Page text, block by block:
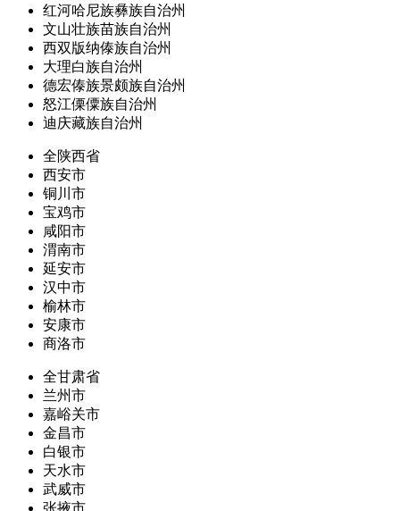
红河哈尼族彝族自治州
文山壮族苗族自治州
西双版纳傣族自治州
大理白族自治州
德宏傣族景颇族自治州
怒江傈僳族自治州
迪庆藏族自治州
全陕西省
西安市
铜川市
宝鸡市
咸阳市
渭南市
延安市
汉中市
榆林市
安康市
商洛市
全甘肃省
兰州市
嘉峪关市
金昌市
白银市
天水市
武威市
张掖市